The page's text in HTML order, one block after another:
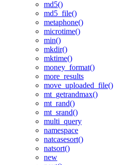
md5()
md5_file()
metaphone()
microtime()
min()
mkdir()
mktime()
money_format()
more_results
move_uploaded_file()
mt_getrandmax()
mt_rand()
mt_srand()
multi_query
namespace
natcasesort()
natsort()
new